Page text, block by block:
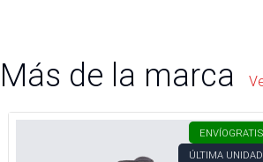
Más de la marca
ENVÍOGRATIS
ÚLTIMA UNIDAD